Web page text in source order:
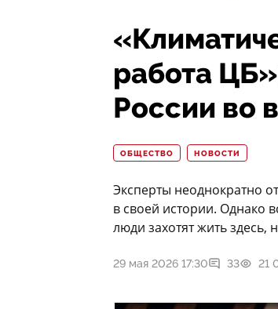
работа
России во
ОБЩЕСТВО НОВОСТИ
Эксперты неоднократно
в своей истории. Однако
люди захотят жить здесь,
29 мая 2026 17:30 33 21